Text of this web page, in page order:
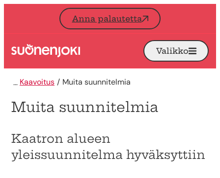
Siirry sisältöön
Anna palautetta
Etusivu Avaa
Valikko
Kaavoitus Muita suunnitelmia
Muita suunnitelmia
Kaatron alueen
yleissuunnitelma hyväksyttiin